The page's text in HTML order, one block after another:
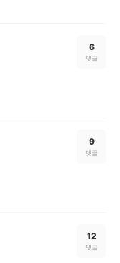
6
댓글
9
댓글
12
댓글